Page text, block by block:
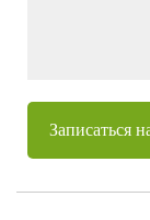
Записаться